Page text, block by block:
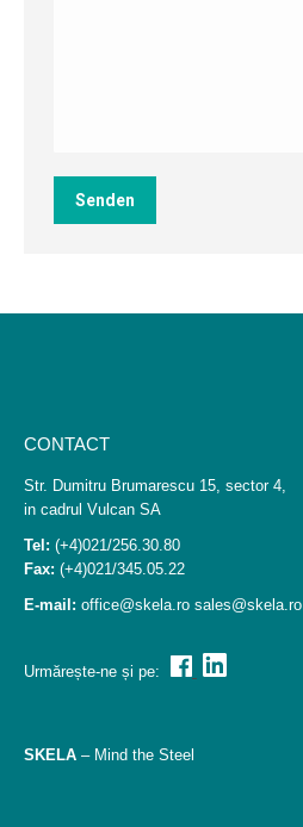
Senden
CONTACT
Str. Dumitru Brumarescu 15, sector 4,
in cadrul Vulcan SA
Tel: (+4)021/256.30.80
Fax: (+4)021/345.05.22
E-mail: office@skela.ro sales@skela.ro
Urmărește-ne și pe:
SKELA – Mind the Steel